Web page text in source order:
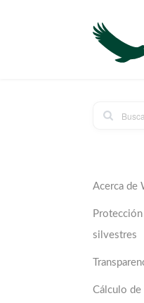
Acerca de
silvestres
Cálculo de